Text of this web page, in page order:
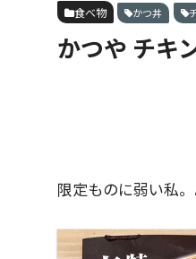
食べ物 かつ丼
かつや チキ
限定ものに弱い私